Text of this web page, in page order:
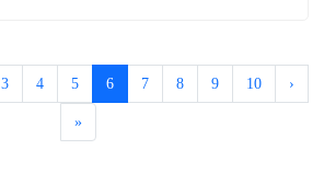
3 4 5 6(current)
7 8 9 10 ›
»